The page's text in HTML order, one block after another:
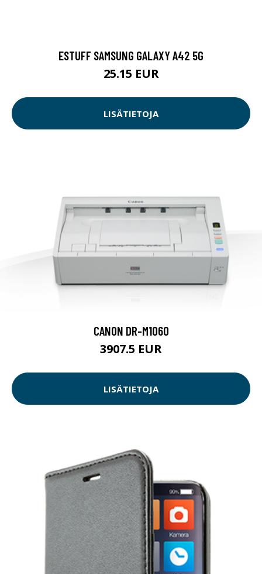
ESTUFF SAMSUNG GALAXY A42 5G
25.15 EUR
LISÄTIETOJA
CANON DR-M1060
3907.5 EUR
LISÄTIETOJA